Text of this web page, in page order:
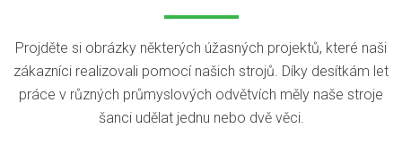
Projděte si obrázky některých úžasných projektů, které naši
zákazníci realizovali pomocí našich strojů. Díky desítkám let
práce v různých průmyslových odvětvích měly naše stroje
šanci udělat jednu nebo dvě věci.